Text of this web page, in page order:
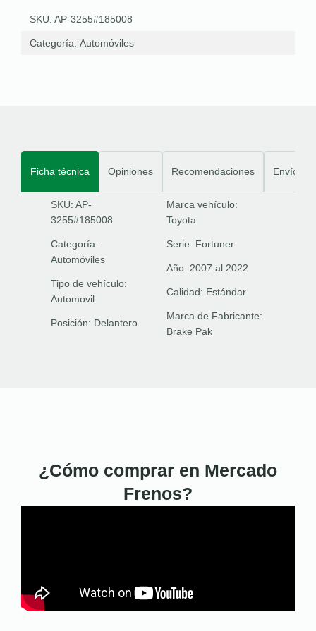
SKU: AP-3255#185008
Categoría: Automóviles
Ficha técnica Opiniones Recomendaciones Envíos
SKU: AP-
3255#185008
Categoría:
Automóviles
Tipo de vehículo:
Automovil
Posición: Delantero
Marca vehículo:
Toyota
Serie: Fortuner
Año: 2007 al 2022
Calidad: Estándar
Marca de Fabricante:
Brake Pak
¿Cómo comprar en Mercado
Frenos?